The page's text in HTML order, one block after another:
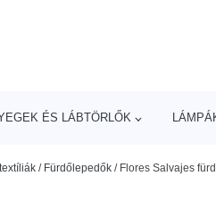
ÉS LÁBTÖRLŐK
/ Fürdőlepedők / Flores Salvajes